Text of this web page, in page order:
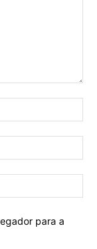
para a